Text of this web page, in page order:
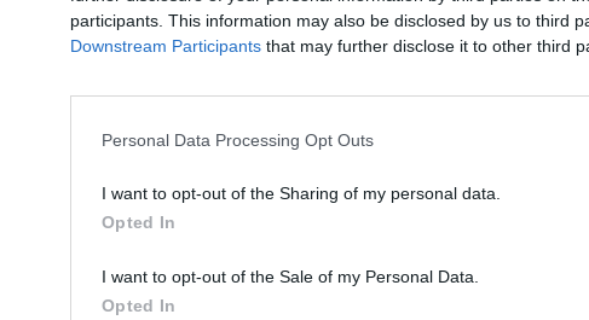
participants. This information may also be disclosed by us to third
Downstream Participants that may further disclose it to other third
Personal Data Processing Opt Outs
I want to opt-out of the Sharing of my personal data.
Opted In
I want to opt-out of the Sale of my Personal Data.
Opted In